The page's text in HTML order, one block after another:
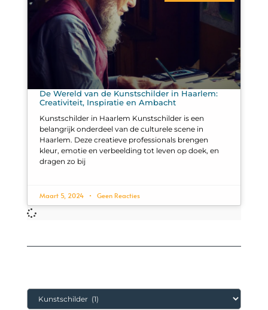
De Wereld van de Kunstschilder in Haarlem:
Creativiteit, Inspiratie en Ambacht
Kunstschilder in Haarlem Kunstschilder is een
belangrijk onderdeel van de culturele scene in
Haarlem. Deze creatieve professionals brengen
kleur, emotie en verbeelding tot leven op doek, en
dragen zo bij
Maart 5, 2024 Geen Reacties